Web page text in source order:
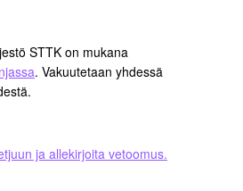
STTK on mukana
. Vakuutetaan yhdessä
ja allekirjoita vetoomus.